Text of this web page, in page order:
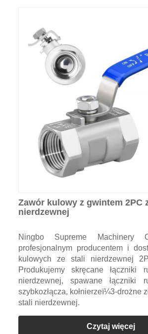
Zawór kulowy z gwintem 2PC
nierdzewnej
Ningbo Supreme
profesjonalnym producentem i
kulowych ze stali nierdzewnej
Produkujemy skręcane łączniki
nierdzewnej, spawane łączniki
szybkozłącza, kołnierzeï¼3-drożne
stali nierdzewnej.
Czytaj więcej